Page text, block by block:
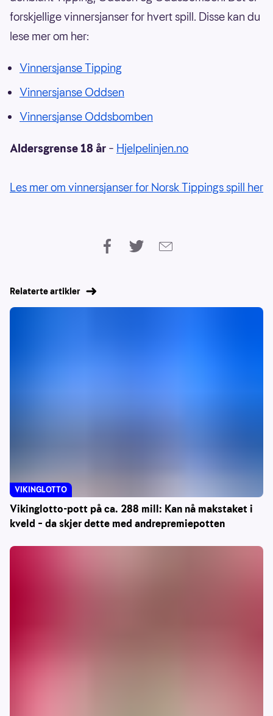
forskjellige vinnersjanser for hvert spill. Disse kan du
lese mer om her:
Vinnersjanse Tipping
Vinnersjanse Oddsen
Vinnersjanse Oddsbomben
Aldersgrense 18 år – Hjelpelinjen.no
Les mer om vinnersjanser for Norsk Tippings spill her
Relaterte artikler
Vikinglotto-pott på ca. 288 mill: Kan nå makstaket i
kveld – da skjer dette med andrepremiepotten
VIKINGLOTTO